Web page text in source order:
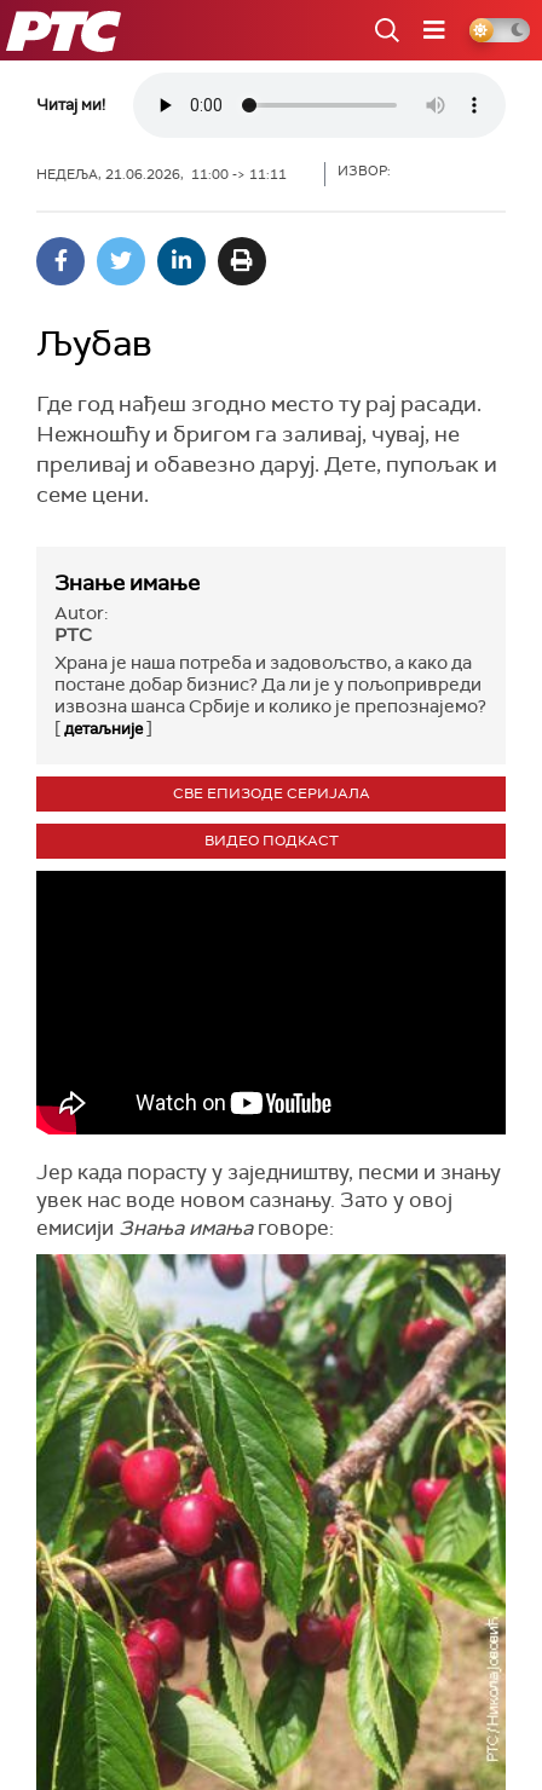
РТС
Читај ми!
НЕДЕЉА, 21.06.2026, 11:00 -> 11:11 ИЗВОР:
Љубав
Где год нађеш згодно место ту рај расади.
Нежношћу и бригом га заливај, чувај, не
преливај и обавезно даруј. Дете, пупољак и
семе цени.
Знање имање
Autor:
РТС
Храна је наша потреба и задовољство, а како да
постане добар бизнис? Да ли је у пољопривреди
извозна шанса Србије и колико је препознајемо?
[детаљније]
СВЕ ЕПИЗОДЕ СЕРИЈАЛА
ВИДЕО ПОДКАСТ
Јер када порасту у заједништву, песми и знању
увек нас воде новом сазнању. Зато у овој
емисији Знања имањаговоре: